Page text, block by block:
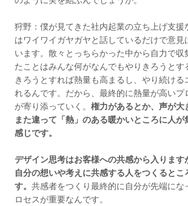
狩野：僕が見てきた社内起業の立ち上げ支援
はワイワイガヤガヤと話しているだけで意見
います。散々とっちらかった中から自力で収
たことはみんな何がなんでもやりきろうとす
きろうとすれば熱量も高まるし、やり続ける
れるんです。だから、最終的に熱量が高いプ
が寄り添っていく。 権力があるとか、声が大
また違って「熱」のある暖かいところに人
感じです。
デザイン思考はお客様への共感から入ります
自分の想いや考えに共感する人をつくるとこ
す。 共感者をつくり最終的に自分が先端にな
ロセスが重要なんです。